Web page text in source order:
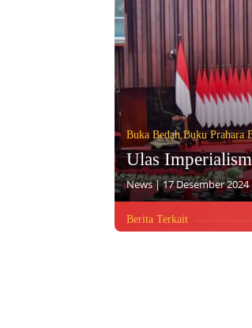
Buka Bedah Buku Prahara
Ulas
News|17 Desember 2024
Berita Terkait